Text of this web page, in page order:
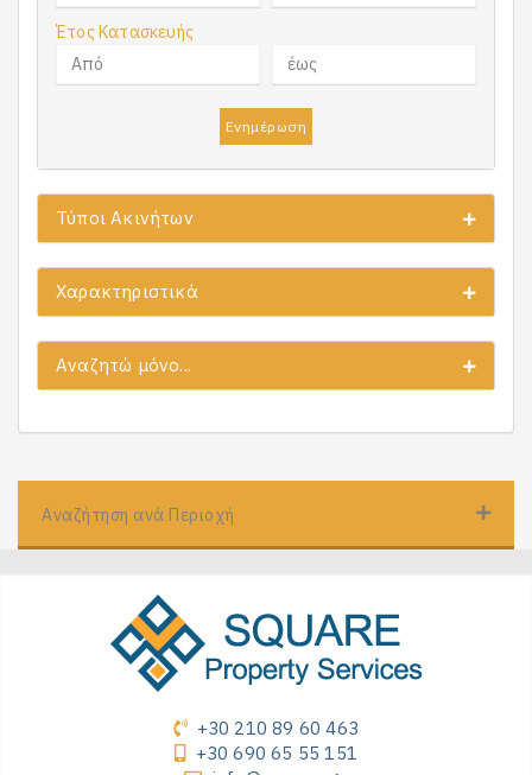
Έτος Κατασκευής
Ενημέρωση
Τύποι Ακινήτων
Χαρακτηριστικά
Αναζητώ μόνο...
Αναζήτηση ανά Περιοχή
+30 210 89 60 463
+30 690 65 55 151